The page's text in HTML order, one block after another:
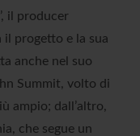
il producer
il progetto e la sua
anche nel suo
Summit, volto di
ampio; dall’altro,
che segue un